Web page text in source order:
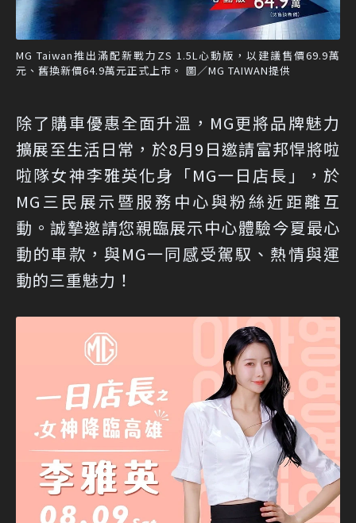
MG Taiwan推出滿配新戰力ZS 1.5L心動版，以建議售價69.9萬
元、舊換新價64.9萬元正式上市。 圖／MG TAIWAN提供
除了購車優惠全面升溫，MG更將品牌魅力
擴展至生活日常，於8月9日邀請富邦悍將啦
啦隊女神李雅英化身「MG一日店長」，於
MG三民展示暨服務中心與粉絲近距離互
動。誠摯邀請您親臨展示中心體驗今夏最心
動的車款，與MG一同感受駕馭、熱情與運
動的三重魅力！